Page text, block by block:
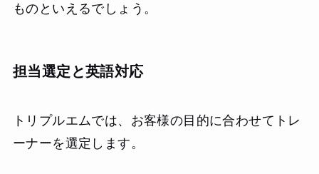
ものといえるでしょう。
担当選定と英語対応
トリプルエムでは、お客様の目的に合わせてトレ
ーナーを選定します。